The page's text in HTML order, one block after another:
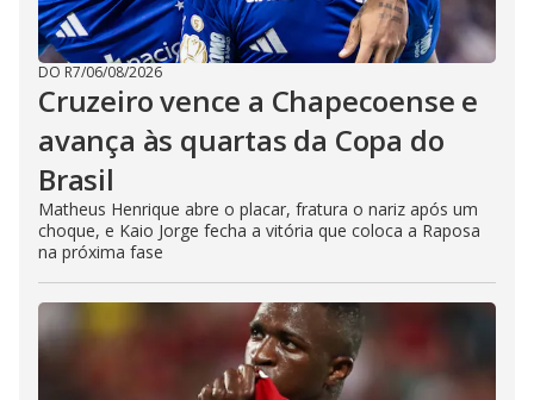
DO R7/06/08/2026
Cruzeiro vence a Chapecoense e
avança às quartas da Copa do
Brasil
Matheus Henrique abre o placar, fratura o nariz após um
choque, e Kaio Jorge fecha a vitória que coloca a Raposa
na próxima fase